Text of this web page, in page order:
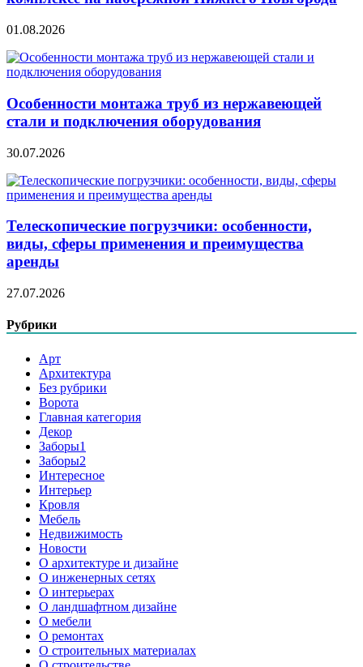
01.08.2026
Особенности монтажа труб из нержавеющей
стали и подключения оборудования
30.07.2026
Телескопические погрузчики: особенности,
виды, сферы применения и преимущества
аренды
27.07.2026
Рубрики
Арт
Архитектура
Без рубрики
Ворота
Главная категория
Декор
Заборы1
Заборы2
Интересное
Интерьер
Кровля
Мебель
Недвижимость
Новости
О архитектуре и дизайне
О инженерных сетях
О интерьерах
О ландшафтном дизайне
О мебели
О ремонтах
О строительных материалах